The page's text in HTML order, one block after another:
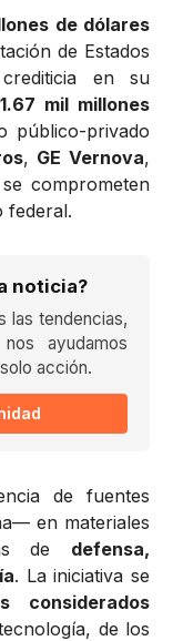
de dólares
de Estados
en su
1.67 mil millones
público-privado
, GE Vernova,
comprometen
federal.
noticia?
las tendencias,
ayudamos
acción.
de fuentes
en materiales
de defensa,
. La iniciativa se
considerados
de los